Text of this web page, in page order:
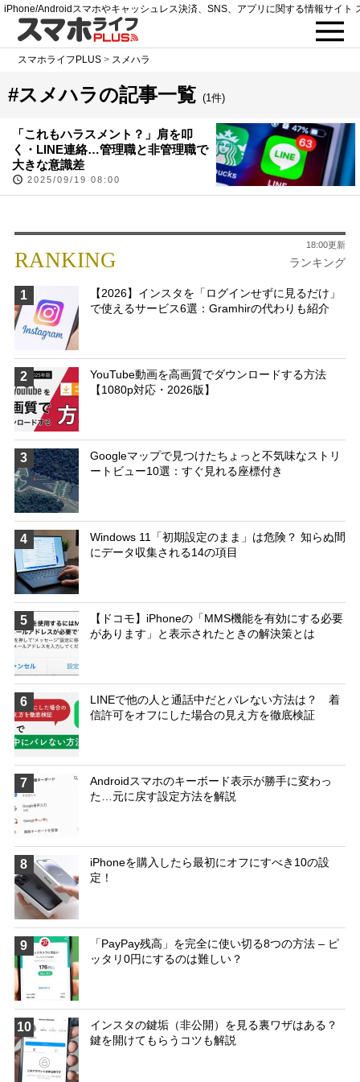
iPhone/Androidスマホやキャッシュレス決済、SNS、アプリに関する情報サイト
スマホライフPLUS > スメハラ
#スメハラの記事一覧 (1件)
「これもハラスメント？」肩を叩
く・LINE連絡…管理職と非管理職で
大きな意識差
2025/09/19 08:00
RANKING ランキング
18:00更新
1
【2026】インスタを「ログインせずに見るだけ」
で使えるサービス6選：Gramhirの代わりも紹介
2
YouTube動画を高画質でダウンロードする方法
【1080p対応・2026版】
3
Googleマップで見つけたちょっと不気味なストリ
ートビュー10選：すぐ見れる座標付き
4
Windows 11「初期設定のまま」は危険？ 知らぬ間
にデータ収集される14の項目
5
【ドコモ】iPhoneの「MMS機能を有効にする必要
があります」と表示されたときの解決策とは
6
LINEで他の人と通話中だとバレない方法は？ 着
信許可をオフにした場合の見え方を徹底検証
7
Androidスマホのキーボード表示が勝手に変わっ
た…元に戻す設定方法を解説
8
iPhoneを購入したら最初にオフにすべき10の設
定！
9
「PayPay残高」を完全に使い切る8つの方法 – ピ
ッタリ0円にするのは難しい？
10
インスタの鍵垢（非公開）を見る裏ワザはある？
鍵を開けてもらうコツも解説